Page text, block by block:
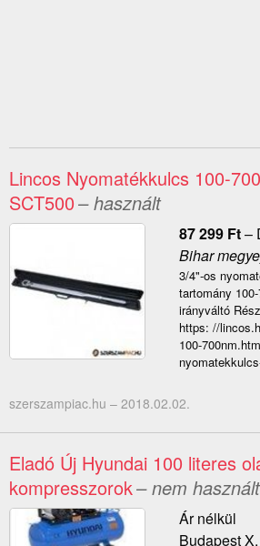
Lincos Nyomatékkulcs 100-
SCT500– használt
87 299 Ft–
Bihar
3/4"-os
tartomány
irányváltó
https: //
100-
szerszampiac.hu – 2018.02.02.
Eladó Új Hyundai 100 literes
kompresszorok– nem használt
Ár nélkül
Budapest